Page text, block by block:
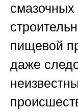
смазочных
пищевой
даже